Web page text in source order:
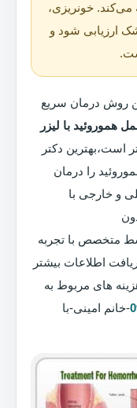
خونریزی،
ارزیابی شود و
روش درمان سریع
هموروئید با لیزر
است،بهترین دکتر
را درمان
و خارجی با
متخصص با تجربه
اطلاعات بیشتر
های مربوط به
-خانم امینی-با